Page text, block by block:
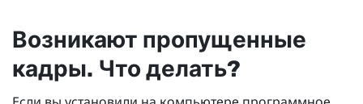
Возникают пропущенные
кадры. Что делать?